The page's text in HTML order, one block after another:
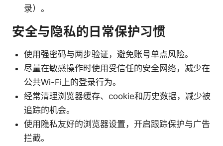
录）。
安全与隐私的日常保护习惯
使用强密码与两步验证，避免账号单点风险。
尽量在敏感操作时使用受信任的安全网络，减少在
公共Wi-Fi上的登录行为。
经常清理浏览器缓存、cookie和历史数据，减少被
追踪的机会。
使用隐私友好的浏览器设置，开启跟踪保护与广告
拦截。